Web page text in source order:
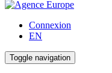
Connexion
EN
Toggle navigation